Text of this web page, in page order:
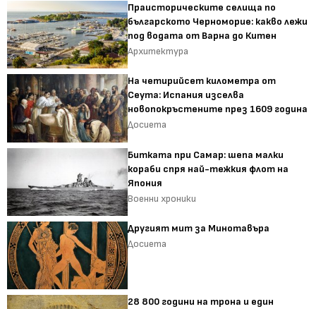
Праисторическите селища по
българското Черноморие: какво лежи
под водата от Варна до Китен
Архитектура
На четирийсет километра от
Сеута: Испания изселва
новопокръстените през 1609 година
Досиета
Битката при Самар: шепа малки
кораби спря най-тежкия флот на
Япония
Военни хроники
Другият мит за Минотавъра
Досиета
28 800 години на трона и един